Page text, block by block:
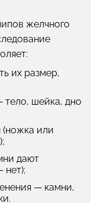
желчного
их размер,
шейка, дно
(ножка или
дают
нет);
— камни,